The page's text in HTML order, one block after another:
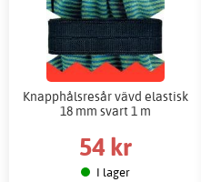
Knapphålsresår vävd elastisk
18 mm svart 1 m
54 kr
I lager